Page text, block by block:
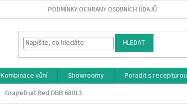
PODMÍNKY OCHRANY OSOBNÍCH ÚDAJŮ
HLEDAT
Kombinace vůní Showroomy Poradit s recepturou
Grapefruit Red DBB 68013